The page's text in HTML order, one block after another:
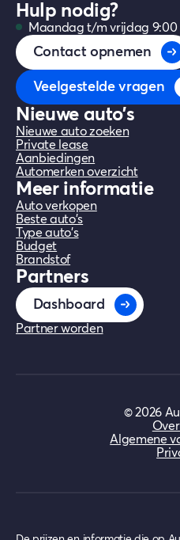
Hulp nodig?
Maandag t/m vrijdag 9:00
Contact opnemen
Veelgestelde vragen
Nieuwe auto's
Nieuwe auto zoeken
Private lease
Aanbiedingen
Automerken overzicht
Meer informatie
Auto verkopen
Beste auto's
Type auto's
Budget
Brandstof
Partners
Dashboard
Partner worden
©2026
Algemene